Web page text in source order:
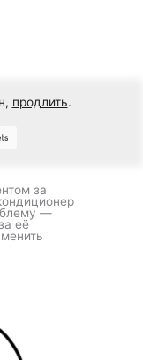
продлить.
за
—
её